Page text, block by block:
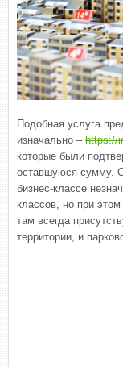
Подобная услуга
изначально – https://
которые были
оставшуюся сумму.
бизнес-классе
классов, но при
там всегда
территории, и